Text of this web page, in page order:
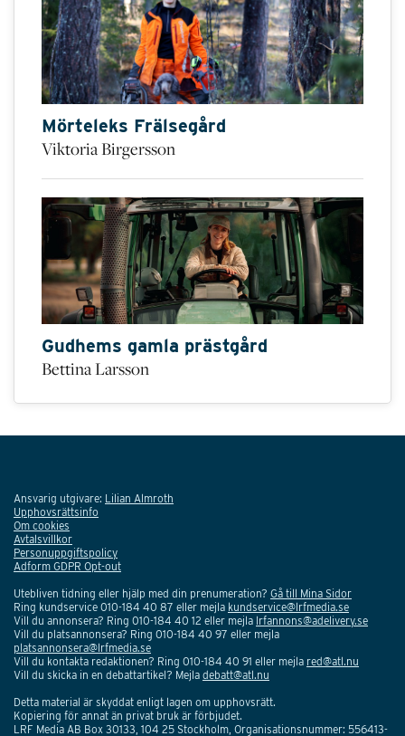
Mörteleks Frälsegård
Viktoria Birgersson
Gudhems gamla prästgård
Bettina Larsson
Ansvarig utgivare: Lilian Almroth
Upphovsrättsinfo
Om cookies
Avtalsvillkor
Personuppgiftspolicy
Adform GDPR Opt-out
Utebliven tidning eller hjälp med din prenumeration? Gå till Mina Sidor
Ring kundservice 010-184 40 87 eller mejla kundservice@lrfmedia.se
Vill du annonsera? Ring 010-184 40 12 eller mejla lrfannons@adelivery.se
Vill du platsannonsera? Ring 010-184 40 97 eller mejla
platsannonsera@lrfmedia.se
Vill du kontakta redaktionen? Ring 010-184 40 91 eller mejla red@atl.nu
Vill du skicka in en debattartikel? Mejla debatt@atl.nu
Detta material är skyddat enligt lagen om upphovsrätt.
Kopiering för annat än privat bruk är förbjudet.
LRF Media AB Box 30133, 104 25 Stockholm, Organisationsnummer: 556413-